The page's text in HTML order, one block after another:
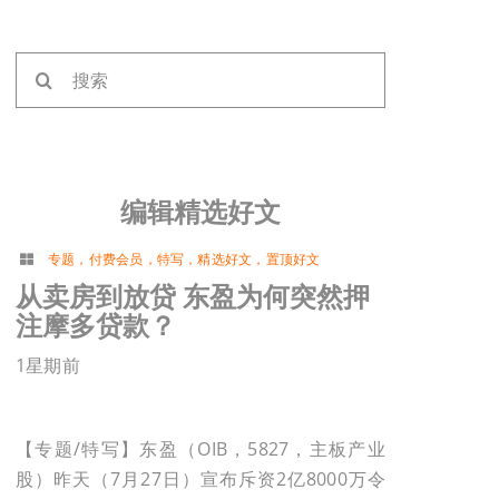
索：
编辑精选好文
专题 ， 付费会员 ， 特写 ，精选好文 ， 置顶好文
从卖房到放贷 东盈为何突然押
注摩多贷款？
1星期前
【专题/特写】东盈（OIB，5827，主板产业
股）昨天（7月27日）宣布斥资2亿8000万令